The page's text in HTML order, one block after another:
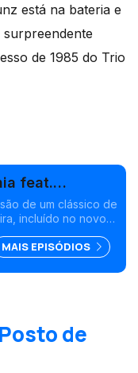
está na bateria e
surpreendente
de 1985 do Trio
feat.
Maria"
de um clássico de
incluído no novo
Fonda", num dueto
MAIS EPISÓDIOS
de